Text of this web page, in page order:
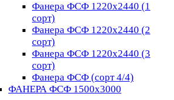
Фанера ФСФ 1220х2440 (1
сорт)
Фанера ФСФ 1220х2440 (2
сорт)
Фанера ФСФ 1220х2440 (3
сорт)
Фанера ФСФ (сорт 4/4)
ФАНЕРА ФСФ 1500х3000